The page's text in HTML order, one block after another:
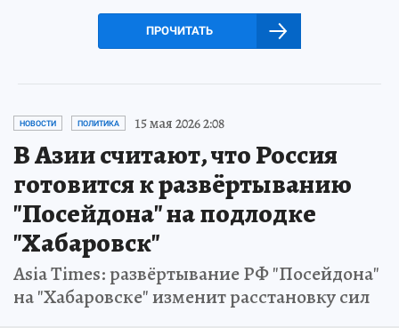
ПРОЧИТАТЬ
НОВОСТИ ПОЛИТИКА 15 мая 2026 2:08
В Азии считают, что Россия
готовится к развёртыванию
"Посейдона" на подлодке
"Хабаровск"
Asia Times: развёртывание РФ "Посейдона"
на "Хабаровске" изменит расстановку сил